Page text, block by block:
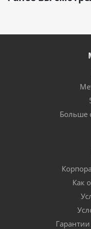
Больше
Как